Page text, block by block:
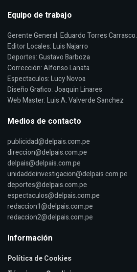
Equipo de trabajo
Gerente General: Eduardo Torres Carrasco.
Editor Locales: Luis Najarro
Deportes: Gustavo Barboza
Corrección: Alfonso Lanata
Espectaculos: Lucy Novoa
Diseño Grafico: Joaquin Linares
Web Master: Luis A. Valverde Sanchez
Medios de contacto
publicidad@delpais.com.pe
direccion@delpais.com.pe
delpais@delpais.com.pe
unidaddeinvestigacion@delpais.com.pe
deportes@delpais.com.pe
espectaculos@delpais.com.pe
redaccion1@delpais.com.pe
redaccion2@delpais.com.pe
Información
Política de Cookies